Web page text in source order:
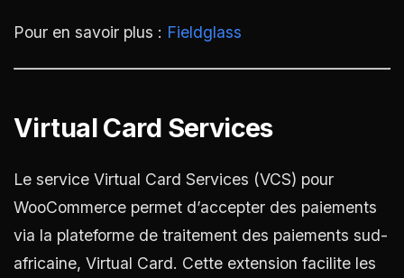
Pour en savoir plus : Fieldglass
Virtual Card Services
Le service Virtual Card Services (VCS) pour
WooCommerce permet d’accepter des paiements
via la plateforme de traitement des paiements sud-
africaine, Virtual Card. Cette extension facilite les